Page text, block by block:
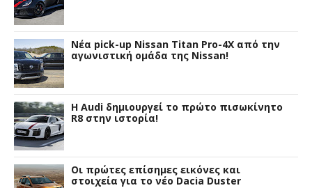
Νέα pick-up Nissan Titan Pro-4X από την
αγωνιστική ομάδα της Nissan!
Η Audi δημιουργεί το πρώτο πισωκίνητο
R8 στην ιστορία!
Οι πρώτες επίσημες εικόνες και
στοιχεία για το νέο Dacia Duster